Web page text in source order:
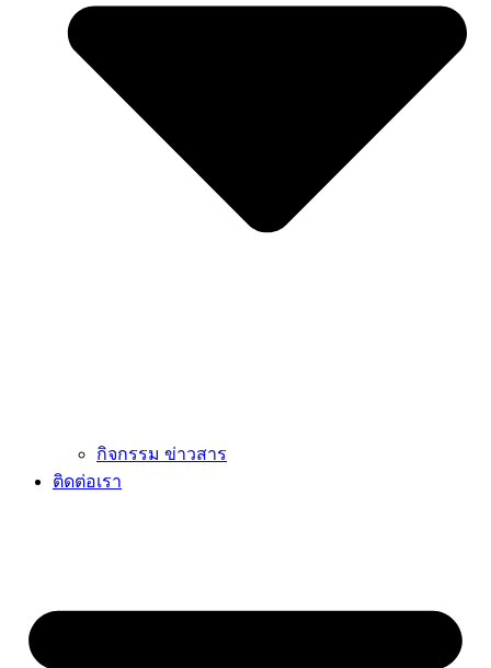
กิจกรรม ข่าวสาร
ติดต่อเรา